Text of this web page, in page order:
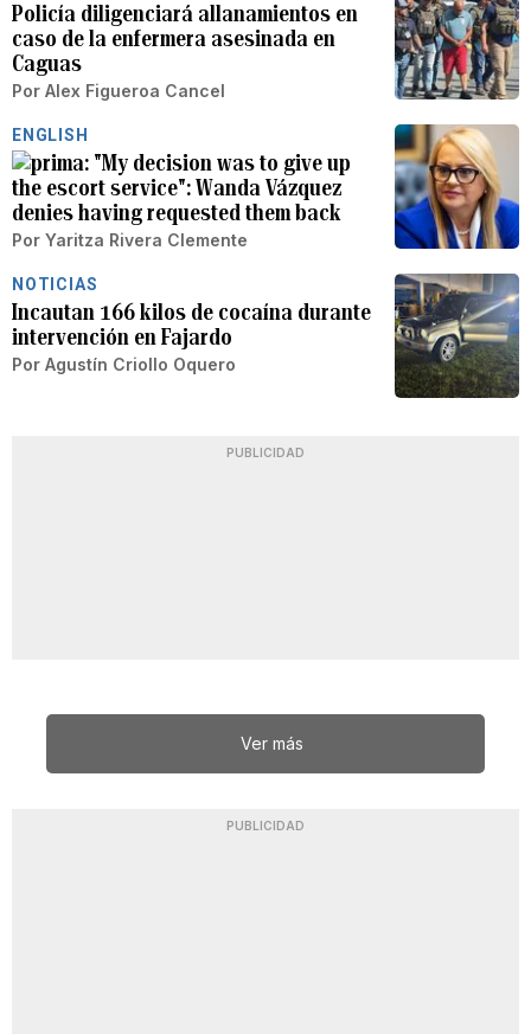
Policía diligenciará allanamientos en
caso de la enfermera asesinada en
Caguas
Por Alex Figueroa Cancel
ENGLISH
"My decision was to give up
the escort service": Wanda Vázquez
denies having requested them back
Por Yaritza Rivera Clemente
NOTICIAS
Incautan 166 kilos de cocaína durante
intervención en Fajardo
Por Agustín Criollo Oquero
PUBLICIDAD
Ver más
PUBLICIDAD